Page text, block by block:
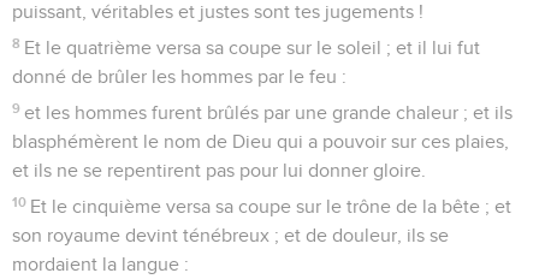
puissant, véritables et justes sont tes jugements !
8 Et le quatrième versa sa coupe sur le soleil ; et il lui fut
donné de brûler les hommes par le feu :
9 et les hommes furent brûlés par une grande chaleur ; et ils
blasphémèrent le nom de Dieu qui a pouvoir sur ces plaies,
et ils ne se repentirent pas pour lui donner gloire.
10 Et le cinquième versa sa coupe sur le trône de la bête ; et
son royaume devint ténébreux ; et de douleur, ils se
mordaient la langue :